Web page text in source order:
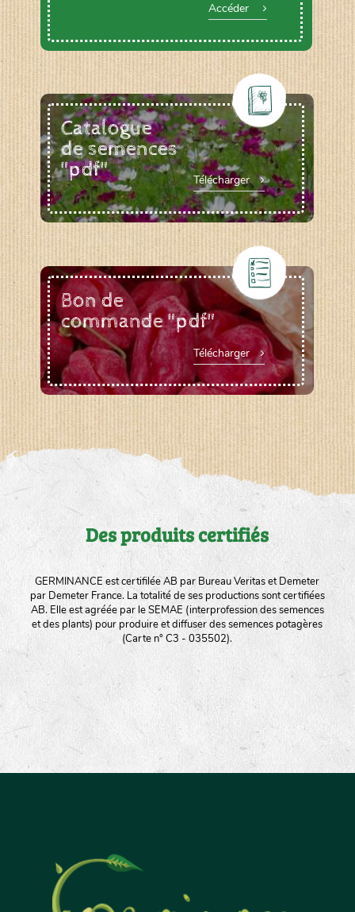
Accéder
Catalogue
de semences
"pdf"
Télécharger
Bon de
commande "pdf"
Télécharger
Des produits certifiés
GERMINANCE est certifilée AB par Bureau Veritas et Demeter
par Demeter France. La totalité de ses productions sont certifiées
AB. Elle est agréée par le SEMAE (interprofession des semences
et des plants) pour produire et diffuser des semences potagères
(Carte n° C3 - 035502).